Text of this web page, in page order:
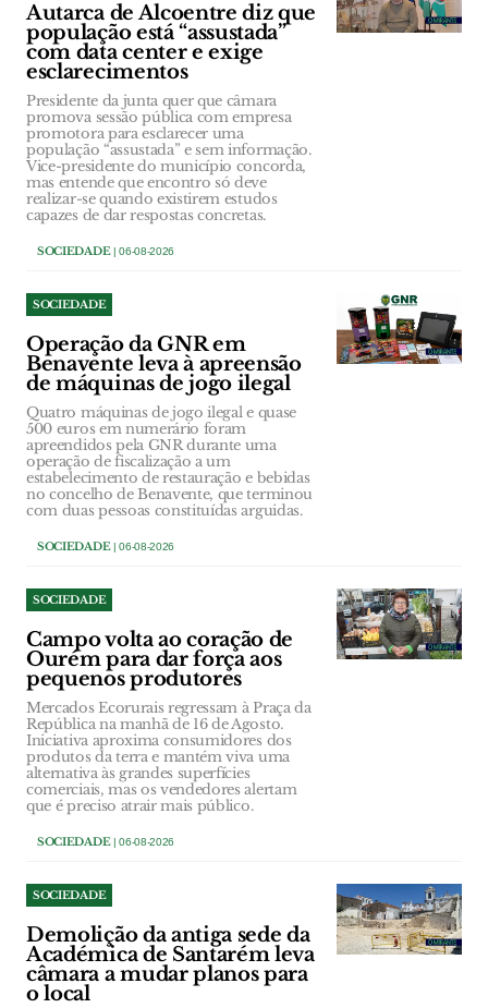
Autarca de Alcoentre diz que
população está “assustada”
com data center e exige
esclarecimentos
Presidente da junta quer que câmara
promova sessão pública com empresa
promotora para esclarecer uma
população “assustada” e sem informação.
Vice-presidente do município concorda,
mas entende que encontro só deve
realizar-se quando existirem estudos
capazes de dar respostas concretas.
SOCIEDADE| 06-08-2026
SOCIEDADE
Operação da GNR em
Benavente leva à apreensão
de máquinas de jogo ilegal
Quatro máquinas de jogo ilegal e quase
500 euros em numerário foram
apreendidos pela GNR durante uma
operação de fiscalização a um
estabelecimento de restauração e bebidas
no concelho de Benavente, que terminou
com duas pessoas constituídas arguidas.
SOCIEDADE| 06-08-2026
SOCIEDADE
Campo volta ao coração de
Ourém para dar força aos
pequenos produtores
Mercados Ecorurais regressam à Praça da
República na manhã de 16 de Agosto.
Iniciativa aproxima consumidores dos
produtos da terra e mantém viva uma
alternativa às grandes superfícies
comerciais, mas os vendedores alertam
que é preciso atrair mais público.
SOCIEDADE| 06-08-2026
SOCIEDADE
Demolição da antiga sede da
Académica de Santarém leva
câmara a mudar planos para
o local